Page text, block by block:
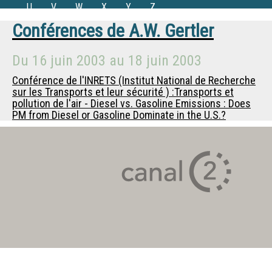
U
V W X Y Z
Conférences de A.W. Gertler
Du 16 juin 2003 au 18 juin 2003
Conférence de l'INRETS (Institut National de Recherche
sur les Transports et leur sécurité ) :Transports et
pollution de l'air - Diesel vs. Gasoline Emissions : Does
PM from Diesel or Gasoline Dominate in the U.S.?